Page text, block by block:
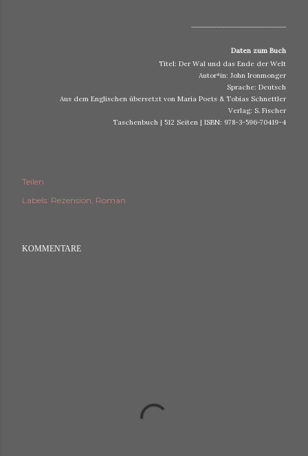
.....................................................................
Daten zum Buch
Titel: Der Wal und das Ende der Welt
Autor*in: John Ironmonger
Sprache: Deutsch
Aus dem Englischen übersetzt von Maria Poets & Tobias Schnettler
Verlag: S. Fischer
Taschenbuch | 512 Seiten | ISBN: 978-3-596-70419-4
Teilen
Labels: Rezension Roman
KOMMENTARE